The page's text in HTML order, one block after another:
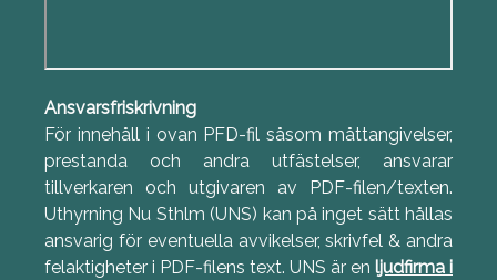
Ansvarsfriskrivning
För innehåll i ovan PFD-fil såsom måttangivelser,
prestanda och andra utfästelser, ansvarar
tillverkaren och utgivaren av PDF-filen/texten.
Uthyrning Nu Sthlm (UNS) kan på inget sätt hållas
ansvarig för eventuella avvikelser, skrivfel & andra
felaktigheter i PDF-filens text. UNS är en ljudfirma i